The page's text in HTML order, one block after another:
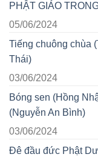
PHẬT GIÁO
05/06/2024
Tiếng chuông chùa
Thái)
03/06/2024
Bóng sen (Hồng
(Nguyễn An Bình)
03/06/2024
Đê đầu đức Phật